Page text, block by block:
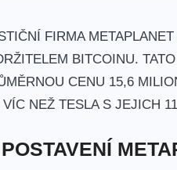
FIRMA
BITCOINU.
⁣CENU 15,6
NEŽ TESLA‍ S ⁣JEJICH